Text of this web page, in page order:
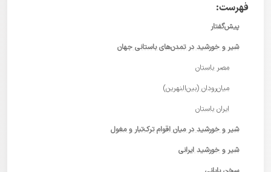
فهرست:
پیش‌گفتار
شیر و خورشید در تمدن‌های باستانی جهان
مصر باستان
میان‌رودان (بین‌النهرین)
ایران باستان
شیر و خورشید در میان اقوام ترک‌تبار و مغول
شیر و خورشید ایرانی